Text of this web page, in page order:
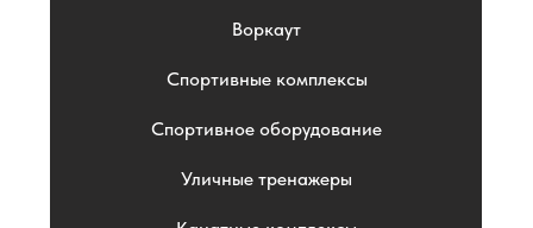
Воркаут
Спортивные комплексы
Спортивное оборудование
Уличные тренажеры